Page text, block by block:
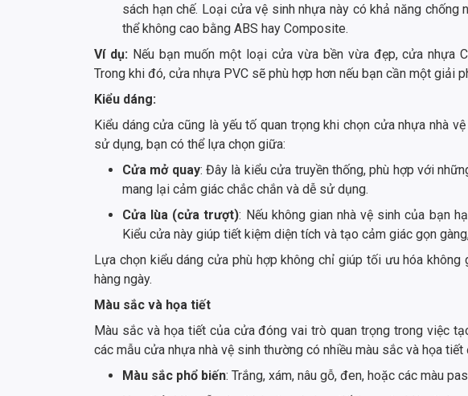
sách hạn chế. Loại cửa vệ sinh nhựa này có khả năng
thể không cao bằng ABS hay Composite.
Ví dụ:Nếu bạn muốn một loại cửa vừa bền vừa đẹp, cửa nhựa
Trong khi đó, cửa nhựa PVC sẽ phù hợp hơn nếu bạn cần một giải
Kiểu dáng:
Kiểu dáng cửa cũng là yếu tố quan trọng khi chọn cửa nhựa nhà
sử dụng, bạn có thể lựa chọn giữa:
Cửa mở quay: Đây là kiểu cửa truyền thống, phù hợp với
mang lại cảm giác chắc chắn và dễ sử dụng.
Cửa lùa (cửa trượt): Nếu không gian nhà vệ sinh của bạn
Kiểu cửa này giúp tiết kiệm diện tích và tạo cảm giác gọn
Lựa chọn kiểu dáng cửa phù hợp không chỉ giúp tối ưu hóa
hàng ngày.
Màu sắc và họa tiết
Màu sắc và họa tiết của cửa đóng vai trò quan trọng trong việc
các mẫu cửa nhựa nhà vệ sinh thường có nhiều màu sắc và họa tiết
Màu sắc phổ biến: Trắng, xám, nâu gỗ, đen, hoặc các màu